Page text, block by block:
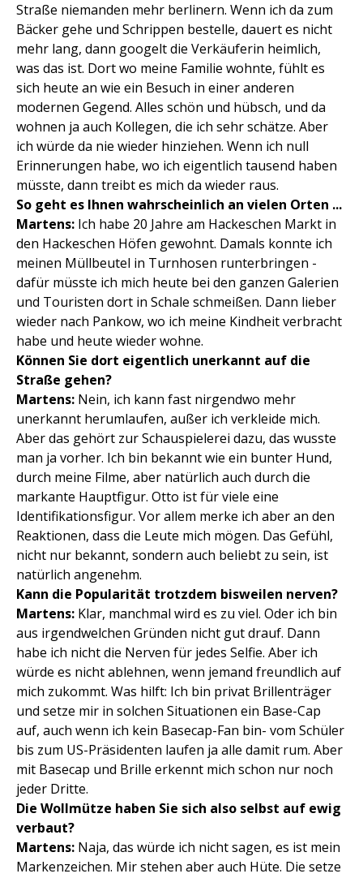
Straße niemanden mehr berlinern. Wenn ich da zum
Bäcker gehe und Schrippen bestelle, dauert es nicht
mehr lang, dann googelt die Verkäuferin heimlich,
was das ist. Dort wo meine Familie wohnte, fühlt es
sich heute an wie ein Besuch in einer anderen
modernen Gegend. Alles schön und hübsch, und da
wohnen ja auch Kollegen, die ich sehr schätze. Aber
ich würde da nie wieder hinziehen. Wenn ich null
Erinnerungen habe, wo ich eigentlich tausend haben
müsste, dann treibt es mich da wieder raus.
So geht es Ihnen wahrscheinlich an vielen Orten ...
Martens: Ich habe 20 Jahre am Hackeschen Markt in
den Hackeschen Höfen gewohnt. Damals konnte ich
meinen Müllbeutel in Turnhosen runterbringen -
dafür müsste ich mich heute bei den ganzen Galerien
und Touristen dort in Schale schmeißen. Dann lieber
wieder nach Pankow, wo ich meine Kindheit verbracht
habe und heute wieder wohne.
Können Sie dort eigentlich unerkannt auf die
Straße gehen?
Martens: Nein, ich kann fast nirgendwo mehr
unerkannt herumlaufen, außer ich verkleide mich.
Aber das gehört zur Schauspielerei dazu, das wusste
man ja vorher. Ich bin bekannt wie ein bunter Hund,
durch meine Filme, aber natürlich auch durch die
markante Hauptfigur. Otto ist für viele eine
Identifikationsfigur. Vor allem merke ich aber an den
Reaktionen, dass die Leute mich mögen. Das Gefühl,
nicht nur bekannt, sondern auch beliebt zu sein, ist
natürlich angenehm.
Kann die Popularität trotzdem bisweilen nerven?
Martens: Klar, manchmal wird es zu viel. Oder ich bin
aus irgendwelchen Gründen nicht gut drauf. Dann
habe ich nicht die Nerven für jedes Selfie. Aber ich
würde es nicht ablehnen, wenn jemand freundlich auf
mich zukommt. Was hilft: Ich bin privat Brillenträger
und setze mir in solchen Situationen ein Base-Cap
auf, auch wenn ich kein Basecap-Fan bin- vom Schüler
bis zum US-Präsidenten laufen ja alle damit rum. Aber
mit Basecap und Brille erkennt mich schon nur noch
jeder Dritte.
Die Wollmütze haben Sie sich also selbst auf ewig
verbaut?
Martens: Naja, das würde ich nicht sagen, es ist mein
Markenzeichen. Mir stehen aber auch Hüte. Die setze